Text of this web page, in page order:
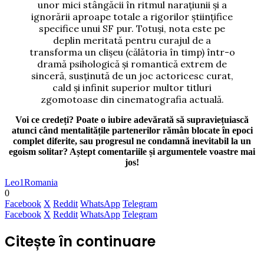
unor mici stângăcii în ritmul narațiunii și a
ignorării aproape totale a rigorilor științifice
specifice unui SF pur. Totuși, nota este pe
deplin meritată pentru curajul de a
transforma un clișeu (călătoria în timp) într-o
dramă psihologică și romantică extrem de
sinceră, susținută de un joc actoricesc curat,
cald și infinit superior multor titluri
zgomotoase din cinematografia actuală.
Voi ce credeți? Poate o iubire adevărată să supraviețuiască
atunci când mentalitățile partenerilor rămân blocate în epoci
complet diferite, sau progresul ne condamnă inevitabil la un
egoism solitar? Aștept comentariile și argumentele voastre mai
jos!
Leo1Romania
0
Facebook X Reddit WhatsApp Telegram
Facebook X Reddit WhatsApp Telegram
Citește în continuare